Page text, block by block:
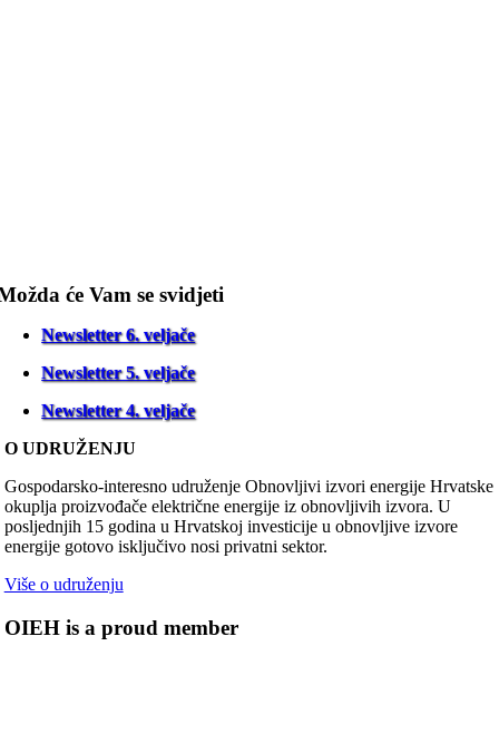
će Vam se svidjeti
Newsletter 6. veljače
Newsletter 5. veljače
Newsletter 4. veljače
O UDRUŽENJU
Gospodarsko-interesno udruženje Obnovljivi izvori energije Hrvatske
okuplja proizvođače električne energije iz obnovljivih izvora. U
posljednjih 15 godina u Hrvatskoj investicije u obnovljive izvore
energije gotovo isključivo nosi privatni sektor.
Više o udruženju
OIEH is a proud member